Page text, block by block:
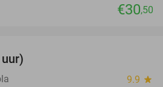
€30,50
9.9 star